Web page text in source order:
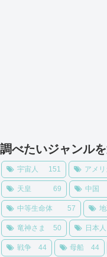
調べたいジャンル
宇宙人 151 アメリ
天皇 69 中国
中等生命体 57
竜神さま 50 日本人
戦争 44 母船 44